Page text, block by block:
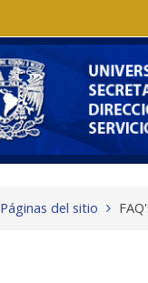
Páginas del sitio